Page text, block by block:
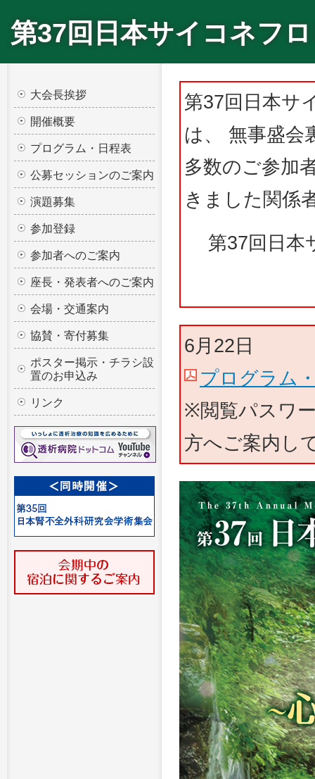
第37回日本サイコネフ
大会長挨拶
開催概要
プログラム・日程表
公募セッションのご案内
演題募集
参加登録
参加者へのご案内
座長・発表者へのご案内
会場・交通案内
協賛・寄付募集
ポスター掲示・チラシ設
置のお申込み
リンク
第37回日本サ
は、 無事盛会
多数のご参加
きました関係
第37回日本
6月22日
プログラム
※閲覧パスワ
方へご案内し